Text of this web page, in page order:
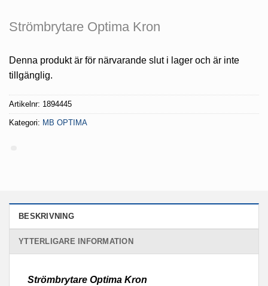
Strömbrytare Optima Kron
Denna produkt är för närvarande slut i lager och är inte
tillgänglig.
Artikelnr: 1894445
Kategori: MB OPTIMA
BESKRIVNING
YTTERLIGARE INFORMATION
Strömbrytare Optima Kron